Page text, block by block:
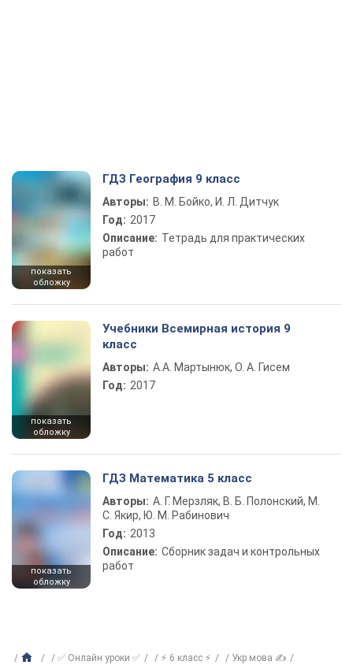
показать
обложку
ГДЗ География 9 класс
Авторы: В. М. Бойко, И. Л. Дитчук
Год: 2017
Описание: Тетрадь для практических
работ
показать
обложку
Учебники Всемирная история 9
класс
Авторы: А.А. Мартынюк, О. А. Гисем
Год: 2017
показать
обложку
ГДЗ Математика 5 класс
Авторы: А. Г. Мерзляк, В. Б. Полонский, М.
С. Якир, Ю. М. Рабинович
Год: 2013
Описание: Сборник задач и контрольных
работ
✅ Онлайн уроки ✅ ⚡ 6 класс ⚡
Укр мова ✍